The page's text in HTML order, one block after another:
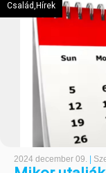
Család,Hírek
2024 december 09.